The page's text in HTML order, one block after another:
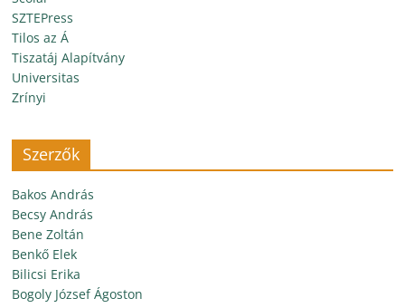
SZTEPress
Tilos az Á
Tiszatáj Alapítvány
Universitas
Zrínyi
Szerzők
Bakos András
Becsy András
Bene Zoltán
Benkő Elek
Bilicsi Erika
Bogoly József Ágoston